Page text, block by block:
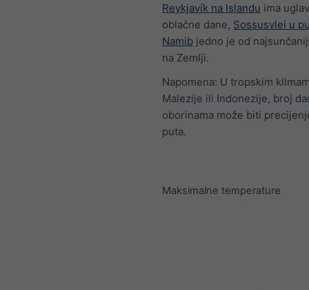
Reykjavík na Islandu ima
oblačne dane, Sossusvlei u
Namib jedno je od
na Zemlji.
Napomena: U tropskim
Malezije ili Indonezije, broj
oborinama može biti
puta.
Maksimalne temperature